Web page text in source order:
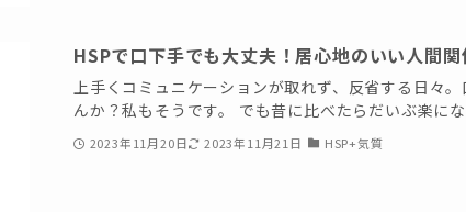
HSPで口下手でも大丈夫！居心地のいい人間
上手くコミュニケーションが取れず、反省する日々
んか？私もそうです。 でも昔に比べたらだいぶ楽
2023年11月20日 2023年11月21日 HSP+気質